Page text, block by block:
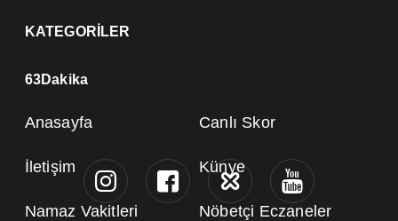
KATEGORİLER
63Dakika
Anasayfa Canlı Skor
İletişim Künye
Namaz Vakitleri Nöbetçi Eczaneler